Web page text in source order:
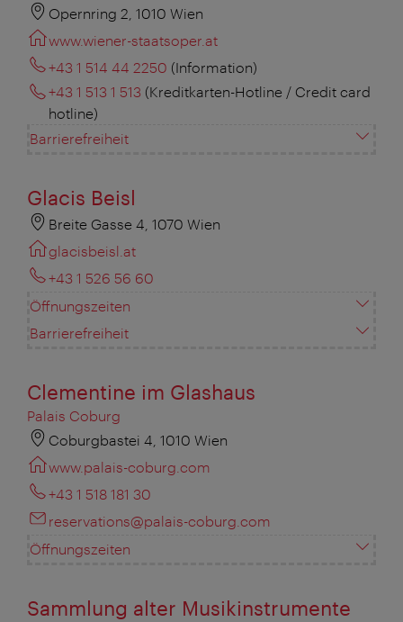
Opernring 2, 1010 Wien
www.wiener-staatsoper.at
+43 1 514 44 2250 (Information)
+43 1 513 1 513 (Kreditkarten-Hotline / Credit card
hotline)
Barrierefreiheit
Glacis Beisl
Breite Gasse 4, 1070 Wien
glacisbeisl.at
+43 1 526 56 60
Öffnungszeiten
Barrierefreiheit
Clementine im Glashaus
Palais Coburg
Coburgbastei 4, 1010 Wien
www.palais-coburg.com
+43 1 518 181 30
reservations@palais-coburg.com
Öffnungszeiten
Sammlung alter Musikinstrumente